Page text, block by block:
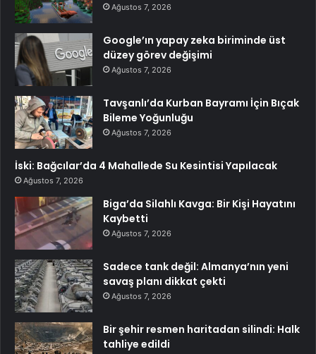
Ağustos 7, 2026
Google’ın yapay zeka biriminde üst
düzey görev değişimi
Ağustos 7, 2026
Tavşanlı’da Kurban Bayramı İçin Bıçak
Bileme Yoğunluğu
Ağustos 7, 2026
İski: Bağcılar’da 4 Mahallede Su Kesintisi Yapılacak
Ağustos 7, 2026
Biga’da Silahlı Kavga: Bir Kişi Hayatını
Kaybetti
Ağustos 7, 2026
Sadece tank değil: Almanya’nın yeni
savaş planı dikkat çekti
Ağustos 7, 2026
Bir şehir resmen haritadan silindi: Halk
tahliye edildi